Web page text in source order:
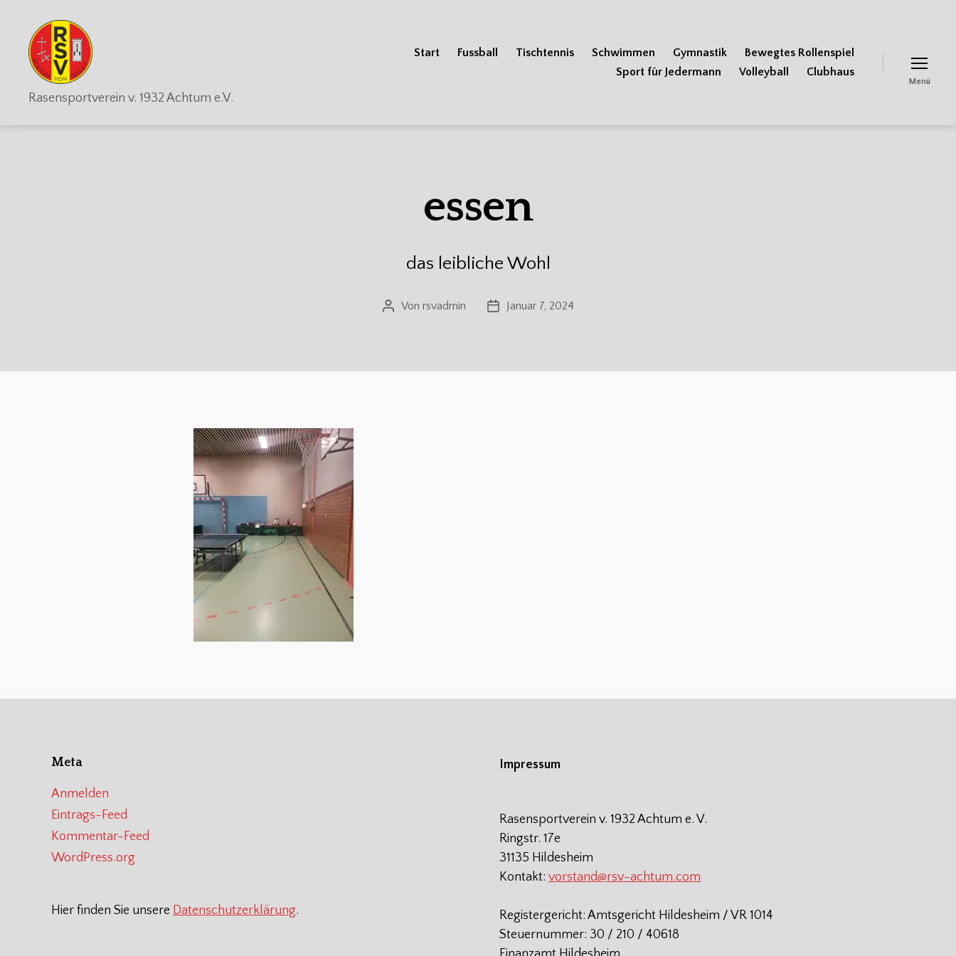
RSV
Achtum
Rasensportverein v. 1932 Achtum e.V.
Start Fussball Tischtennis Schwimmen Gymnastik
Bewegtes Rollenspiel
Sport für Jedermann
Volleyball Clubhaus
Menü
essen
das leibliche Wohl
Beitragsautor
Von rsvadmin Veröffentlichungsdatum
Januar 7, 2024
Meta
Anmelden
Eintrags-Feed
Kommentar-Feed
WordPress.org
Hier finden Sie unsere Datenschutzerklärung.
Impressum
Rasensportverein v. 1932 Achtum e. V.
Ringstr. 17e
31135 Hildesheim
Kontakt: vorstand@rsv-achtum.com
Registergericht: Amtsgericht Hildesheim / VR 1014
Steuernummer: 30 / 210 / 40618